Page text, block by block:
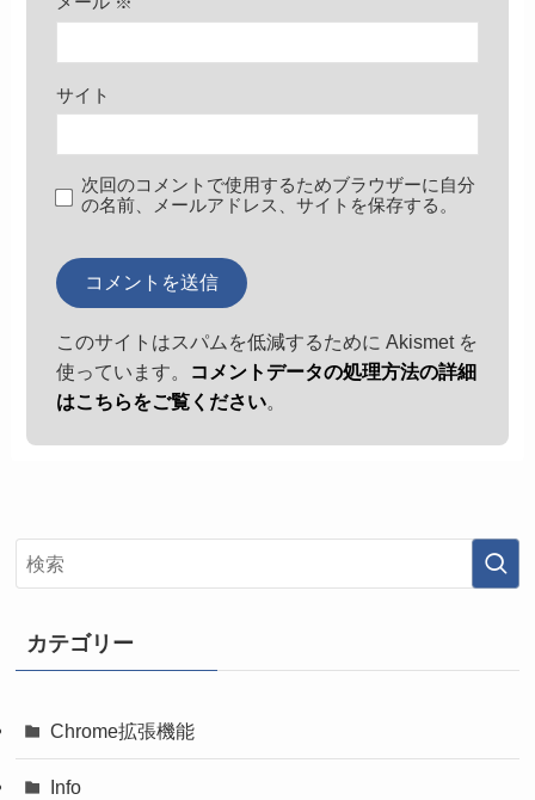
サイト
次回のコメントで使用するためブラウザーに自分
の名前、メールアドレス、サイトを保存する。
このサイトはスパムを低減するために Akismet を
使っています。
コメントデータの処理方法の詳細
はこちらをご覧ください。
カテゴリー
Chrome拡張機能
Info